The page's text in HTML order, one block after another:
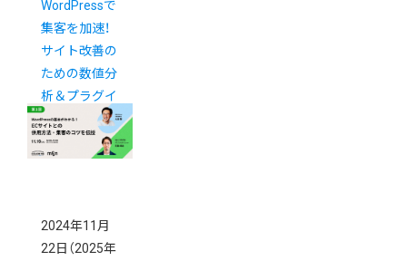
WordPressで
集客を加速！
サイト改善の
ための数値分
析＆プラグイ
ン活用法
2024年11月
22日 （2025年